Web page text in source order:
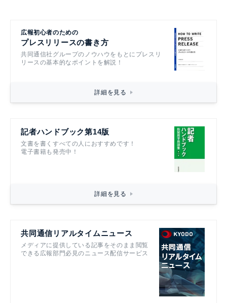
広報初心者のための
プレスリリースの書き方
共同通信社グループのノウハウをもとにプレスリ
リースの基本的なポイントを解説！
詳細を見る
記者ハンドブック第14版
文書を書くすべての人におすすめです！
電子書籍も発売中！
詳細を見る
共同通信リアルタイムニュース
メディアに提供している記事をそのまま閲覧
できる広報部門必見のニュース配信サービス